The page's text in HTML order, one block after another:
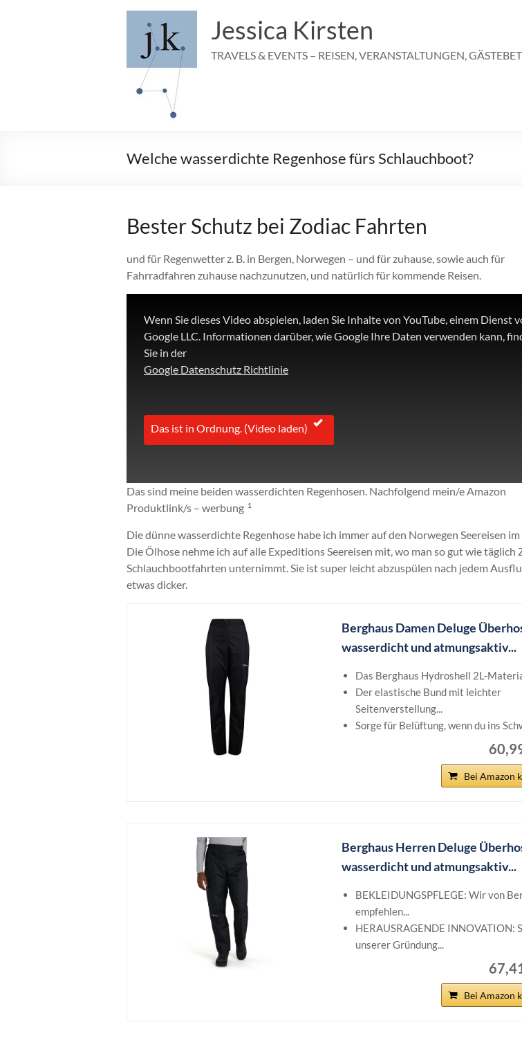
Jessica Kirsten
TRAVELS & EVENTS – REISEN, VERANSTALTUNGEN,
Welche wasserdichte Regenhose fürs Schlauchboot?
Bester Schutz bei Zodiac Fahrten
und für Regenwetter z. B. in Bergen, Norwegen – und für zuhause, sowie auch für
Fahrradfahren zuhause nachzunutzen, und natürlich für kommende Reisen.
Wenn Sie dieses Video abspielen, laden Sie Inhalte von YouTube, einem Dienst
Google LLC. Informationen darüber, wie Google Ihre Daten verwenden kann,
Sie in der
Google Datenschutz Richtlinie
Das ist in Ordnung. (Video laden)
Das sind meine beiden wasserdichten Regenhosen. Nachfolgend mein/e Amazon
Produktlink/s – werbung 1
Die dünne wasserdichte Regenhose habe ich immer auf den Norwegen Seereisen im
Die Ölhose nehme ich auf alle Expeditions Seereisen mit, wo man so gut wie täglich
Schlauchbootfahrten unternimmt. Sie ist super leicht abzuspülen nach jedem
etwas dicker.
Berghaus Damen Deluge
wasserdicht und atmungsaktiv...
Das Berghaus Hydroshell 2L-
Der elastische Bund mit leichter
Seitenverstellung...
Sorge für Belüftung, wenn du ins
Bei Amazon
Berghaus Herren Deluge
wasserdicht und atmungsaktiv...
BEKLEIDUNGSPFLEGE: Wir von
empfehlen...
HERAUSRAGENDE INNOVATION:
unserer Gründung...
Bei Amazon